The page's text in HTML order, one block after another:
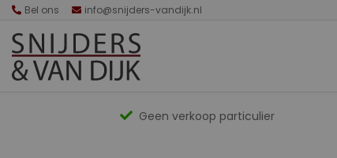
Bel ons info@snijders-vandijk.nl
Geen verkoop particulier